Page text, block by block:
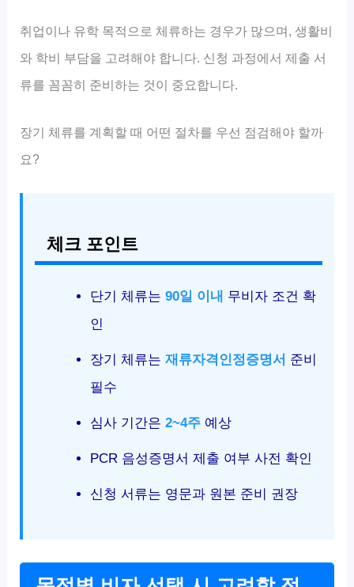
취업이나 유학 목적으로 체류하는 경우가 많으며, 생활비
와 학비 부담을 고려해야 합니다. 신청 과정에서 제출 서
류를 꼼꼼히 준비하는 것이 중요합니다.
장기 체류를 계획할 때 어떤 절차를 우선 점검해야 할까
요?
체크 포인트
단기 체류는 90일 이내 무비자 조건 확
인
장기 체류는 재류자격인정증명서 준비
필수
심사 기간은 2~4주예상
PCR 음성증명서 제출 여부 사전 확인
신청 서류는 영문과 원본 준비 권장